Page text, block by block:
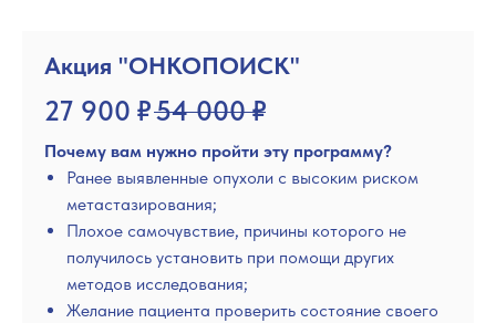
Акция "ОНКОПОИСК"
27 900 ₽54 000₽
Почему вам нужно пройти эту программу?
Ранее выявленные опухоли с высоким риском
метастазирования;
Плохое самочувствие, причины которого не
получилось установить при помощи других
методов исследования;
Желание пациента проверить состояние своего